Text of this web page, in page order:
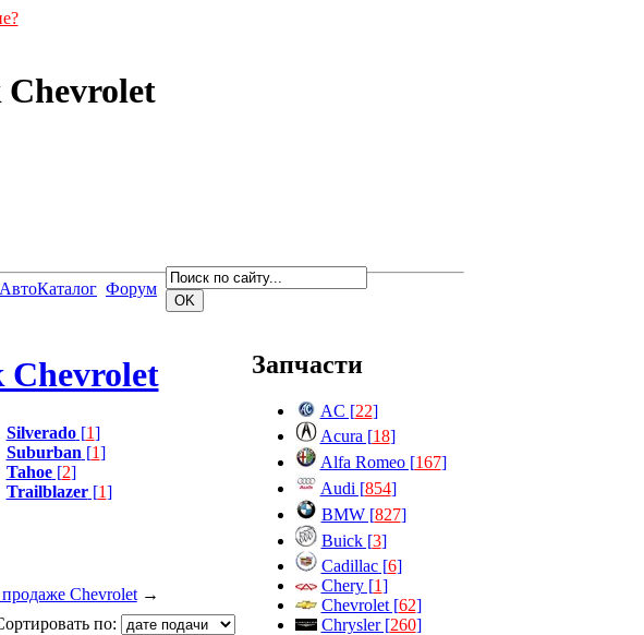
Chevrolet
АвтоКаталог Форум
Chevrolet
Silverado[1]
Suburban [1]
Tahoe[2]
Trailblazer[1]
Chevrolet→
по:
Запчасти
AC [22]
Acura [18]
Alfa Romeo [167]
Audi [854]
BMW [827]
Buick [3]
Cadillac [6]
Chery [1]
Chevrolet [62]
Chrysler [260]